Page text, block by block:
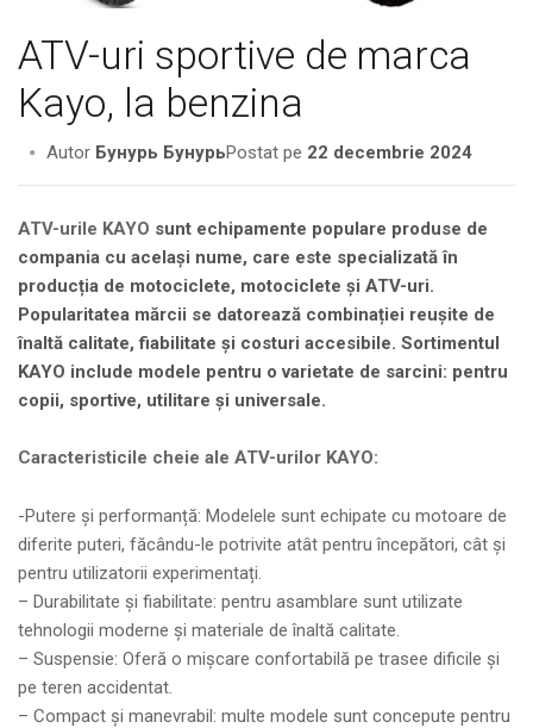
ATV-uri sportive de marca
Kayo, la benzina
Postat pe 22 decembrie 2024
Autor Бунурь Бунурь
ATV-urile KAYO sunt echipamente populare produse de
compania cu același nume, care este specializată în
producția de motociclete, motociclete și ATV-uri.
Popularitatea mărcii se datorează combinației reușite de
înaltă calitate, fiabilitate și costuri accesibile. Sortimentul
KAYO include modele pentru o varietate de sarcini: pentru
copii, sportive, utilitare și universale.
Caracteristicile cheie ale ATV-urilor KAYO:
-Putere și performanță: Modelele sunt echipate cu motoare de
diferite puteri, făcându-le potrivite atât pentru începători, cât și
pentru utilizatorii experimentați.
– Durabilitate și fiabilitate: pentru asamblare sunt utilizate
tehnologii moderne și materiale de înaltă calitate.
– Suspensie: Oferă o mișcare confortabilă pe trasee dificile și
pe teren accidentat.
– Compact și manevrabil: multe modele sunt concepute pentru